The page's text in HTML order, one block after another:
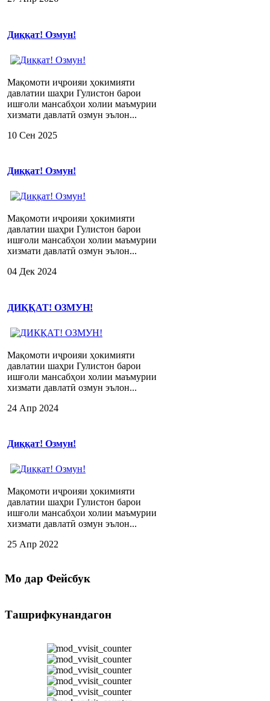
Диққат! Озмун!
Мақомоти иҷроияи ҳокимияти
давлатии шаҳри Гулистон барои
ишғоли мансабҳои холии маъмурии
хизмати давлатӣ озмун эълон...
10 Сен 2025
Диққат! Озмун!
Мақомоти иҷроияи ҳокимияти
давлатии шаҳри Гулистон барои
ишғоли мансабҳои холии маъмурии
хизмати давлатӣ озмун эълон...
04 Дек 2024
ДИҚҚАТ! ОЗМУН!
Мақомоти иҷроияи ҳокимияти
давлатии шаҳри Гулистон барои
ишғоли мансабҳои холии маъмурии
хизмати давлатӣ озмун эълон...
24 Апр 2024
Диққат! Озмун!
Мақомоти иҷроияи ҳокимияти
давлатии шаҳри Гулистон барои
ишғоли мансабҳои холии маъмурии
хизмати давлатӣ озмун эълон...
25 Апр 2022
Мо дар Фейсбук
Ташрифкунандагон